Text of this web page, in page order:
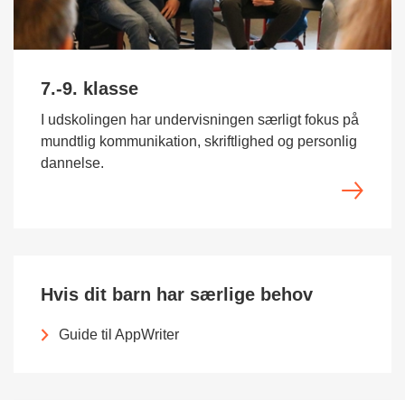
7.-9. klasse
I udskolingen har undervisningen særligt fokus på
mundtlig kommunikation, skriftlighed og personlig
dannelse.
Hvis dit barn har særlige behov
Guide til AppWriter